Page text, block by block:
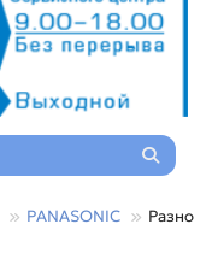
PANASONIC Разное